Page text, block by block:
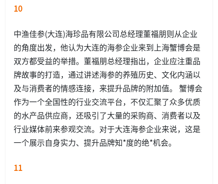
10
中渔佳参(大连)海珍品有限公司总经理董福朋则从企业
的角度出发，他认为大连的海参企业来到上海蟹博会是
双方都受益的举措。董福朋总经理指出，企业应注重品
牌故事的打造，通过讲述海参的养殖历史、文化内涵以
及与消费者的情感连接，来提升品牌的附加值。 蟹博会
作为一个全国性的行业交流平台，不仅汇聚了众多优质
的水产品供应商，还吸引了大量的采购商、消费者以及
行业媒体前来参观交流。对于大连海参企业来说，这是
一个展示自身实力、提升品牌知*度的绝*机会。
11